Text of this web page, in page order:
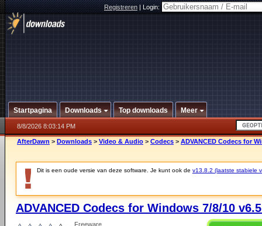
Registreren|Login:
Startpagina Downloads Top downloads Meer
8/8/2026 8:03:14 PM
AfterDawn > Downloads > Video & Audio > Codecs > ADVANCED Codecs for
Dit is een oude versie van deze software. Je kunt ook de v13.8.2 (laatste stabiele
ADVANCED Codecs for Windows 7/8/10
Freeware